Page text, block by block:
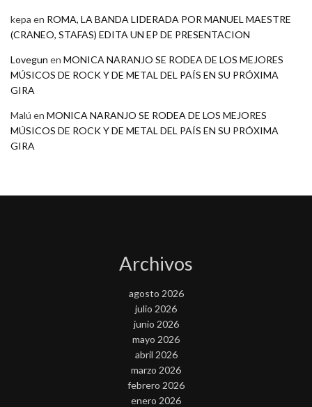
kepa en ROMA, LA BANDA LIDERADA POR MANUEL MAESTRE
(CRANEO, STAFAS) EDITA UN EP DE PRESENTACION
Lovegun en MONICA NARANJO SE RODEA DE LOS MEJORES
MÚSICOS DE ROCK Y DE METAL DEL PAÍS EN SU PRÓXIMA
GIRA
Malú en MONICA NARANJO SE RODEA DE LOS MEJORES
MÚSICOS DE ROCK Y DE METAL DEL PAÍS EN SU PRÓXIMA
GIRA
Archivos
agosto 2026
julio 2026
junio 2026
mayo 2026
abril 2026
marzo 2026
febrero 2026
enero 2026